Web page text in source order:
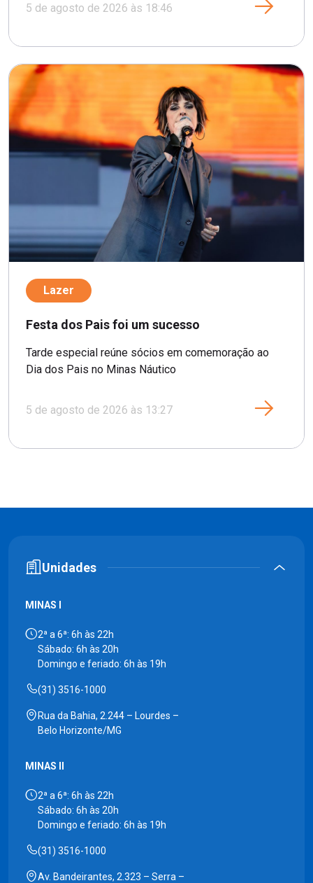
5 de agosto de 2026 às 18:46
Lazer
Festa dos Pais foi um sucesso
Tarde especial reúne sócios em comemoração ao
Dia dos Pais no Minas Náutico
5 de agosto de 2026 às 13:27
Unidades
MINAS I
2ª a 6ª: 6h às 22h
Sábado: 6h às 20h
Domingo e feriado: 6h às 19h
(31) 3516-1000
Rua da Bahia, 2.244 – Lourdes –
Belo Horizonte/MG
MINAS II
2ª a 6ª: 6h às 22h
Sábado: 6h às 20h
Domingo e feriado: 6h às 19h
(31) 3516-1000
Av. Bandeirantes, 2.323 – Serra –